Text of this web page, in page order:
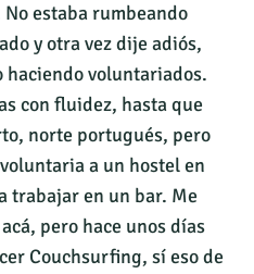
estaba rumbeando
y otra vez dije adiós,
haciendo voluntariados.
con fluidez, hasta que
norte portugués, pero
a un hostel en
trabajar en un bar. Me
pero hace unos días
Couchsurfing, sí eso de